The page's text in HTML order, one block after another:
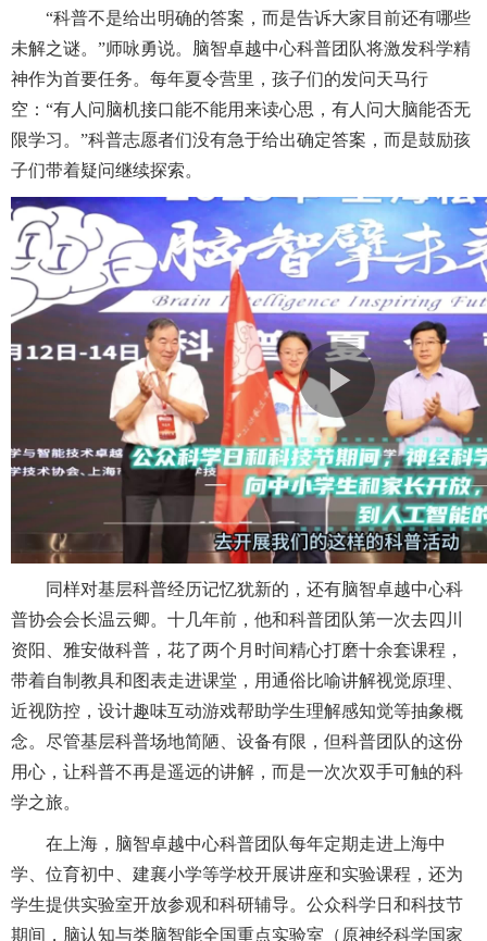
“科普不是给出明确的答案，而是告诉大家目前还有哪些
未解之谜。”师咏勇说。脑智卓越中心科普团队将激发科学精
神作为首要任务。每年夏令营里，孩子们的发问天马行
空：“有人问脑机接口能不能用来读心思，有人问大脑能否无
限学习。”科普志愿者们没有急于给出确定答案，而是鼓励孩
子们带着疑问继续探索。
同样对基层科普经历记忆犹新的，还有脑智卓越中心科
普协会会长温云卿。十几年前，他和科普团队第一次去四川
资阳、雅安做科普，花了两个月时间精心打磨十余套课程，
带着自制教具和图表走进课堂，用通俗比喻讲解视觉原理、
近视防控，设计趣味互动游戏帮助学生理解感知觉等抽象概
念。尽管基层科普场地简陋、设备有限，但科普团队的这份
用心，让科普不再是遥远的讲解，而是一次次双手可触的科
学之旅。
在上海，脑智卓越中心科普团队每年定期走进上海中
学、位育初中、建襄小学等学校开展讲座和实验课程，还为
学生提供实验室开放参观和科研辅导。公众科学日和科技节
期间，脑认知与类脑智能全国重点实验室（原神经科学国家